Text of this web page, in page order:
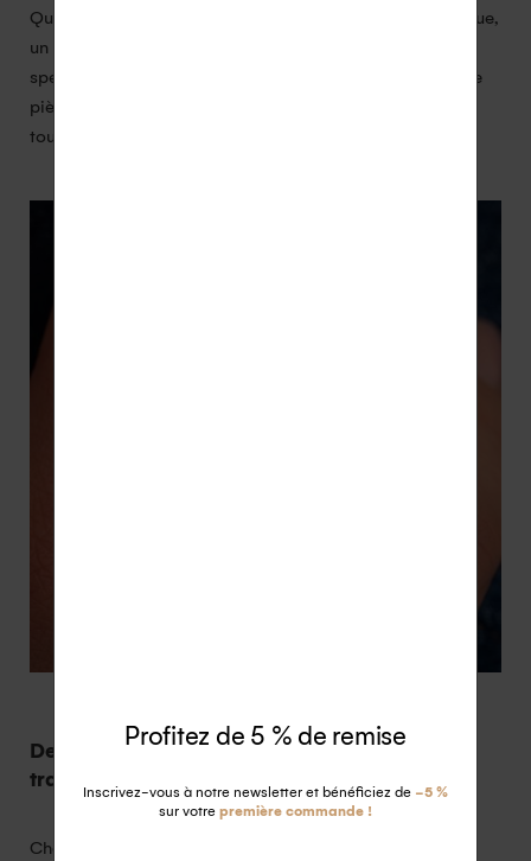
Que vous souhaitiez créer une bague de fiançailles unique,
un pendentif personnalisé ou des boucles d’oreilles
spéciales, notre service de sur-mesure vous garantit une
pièce qui vous ressemble et que vous chérirez pour
toujours.
Des pierres précieuses personnelles ou
transformer un ancien bijou
Chez Aupiho Joaillerie, nous comprenons l’importance
Profitez de 5 % de remise
Inscrivez-vous à notre newsletter et bénéficiez de -5 %
sur votre première commande !